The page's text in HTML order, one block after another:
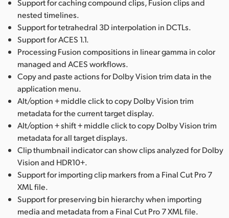
Support for caching compound clips, Fusion clips and
nested timelines.
Support for tetrahedral 3D interpolation in DCTLs.
Support for ACES 1.1.
Processing Fusion compositions in linear gamma in color
managed and ACES workflows.
Copy and paste actions for Dolby Vision trim data in the
application menu.
Alt/option + middle click to copy Dolby Vision trim
metadata for the current target display.
Alt/option + shift + middle click to copy Dolby Vision trim
metadata for all target displays.
Clip thumbnail indicator can show clips analyzed for Dolby
Vision and HDR10+.
Support for importing clip markers from a Final Cut Pro 7
XML file.
Support for preserving bin hierarchy when importing
media and metadata from a Final Cut Pro 7 XML file.